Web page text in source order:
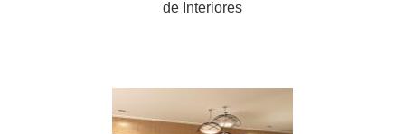
de Interiores